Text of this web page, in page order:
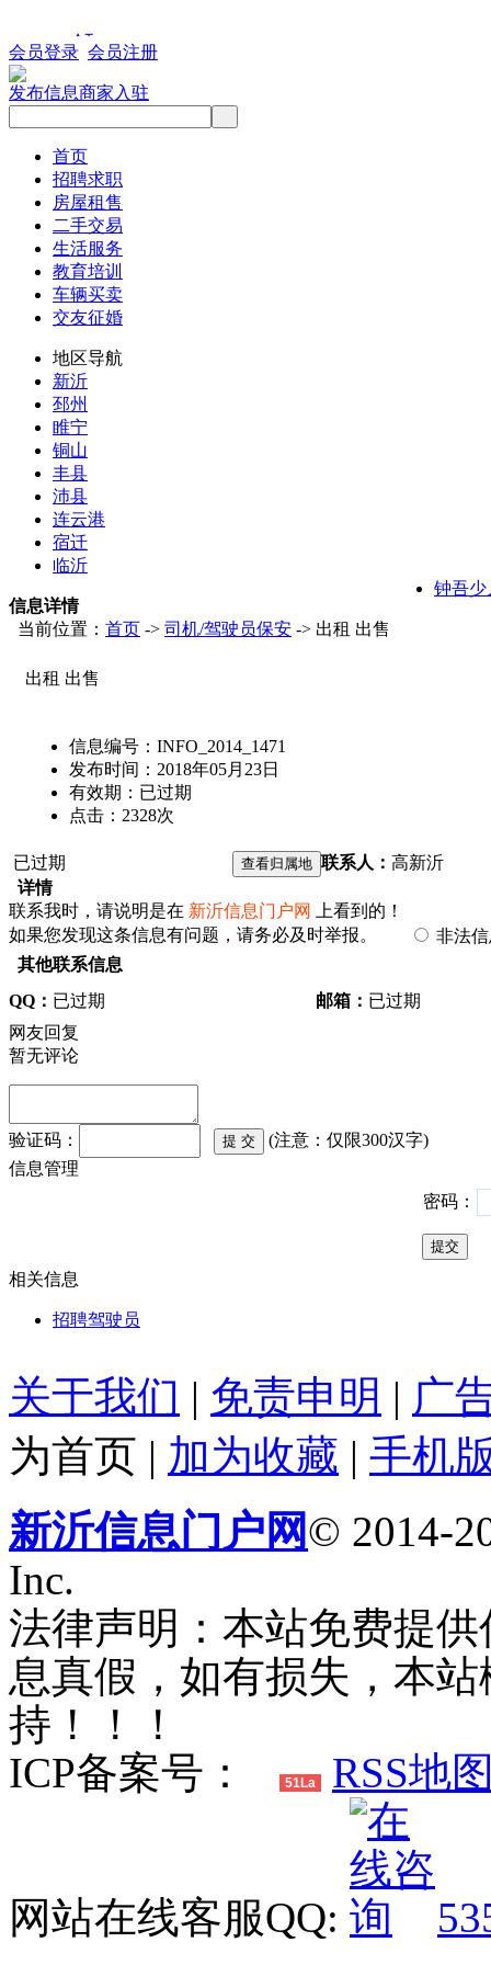
会员登录 会员注册
发布信息商家入驻
首页
招聘求职
房屋租售
二手交易
生活服务
教育培训
车辆买卖
交友征婚
地区导航
新沂
邳州
睢宁
铜山
丰县
沛县
连云港
宿迁
临沂
钟吾少
信息详情
当前位置： 首页 -> 司机/驾驶员保安 -> 出租 出售
出租 出售
信息编号： INFO_2014_1471
发布时间： 2018年05月23日
有效期： 已过期
点击： 2328次
已过期 联系人： 高新沂
详情
联系我时，请说明是在 新沂信息门户网
上看到的！
如果您发现这条信息有问题，请务必及时举报。
非法
其他联系信息
QQ： 已过期 邮箱： 已过期
网友回复
暂无评论
验证码：
(注意：仅限300汉字)
信息管理
密码：
相关信息
招聘驾驶员
关于我们 | 免责申明 | 广
为首页 | 加为收藏 | 手机
新沂信息门户网© 2014-
Inc.
法律声明：本站免费提
息真假，如有损失，本
持！！！
ICP备案号：
51La RSS地
网站在线客服QQ: